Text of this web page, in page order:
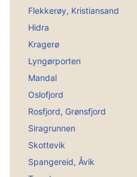
Flekkerøy, Kristiansand
Hidra
Kragerø
Lyngørporten
Mandal
Oslofjord
Rosfjord, Grønsfjord
Siragrunnen
Skottevik
Spangereid, Åvik